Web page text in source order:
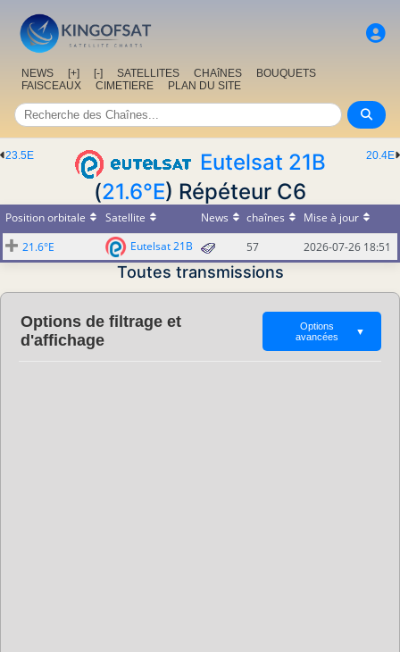
NEWS [+] [-] SATELLITES CHAîNES
BOUQUETS
FAISCEAUX
CIMETIERE PLAN DU SITE
20.4E
23.5E
Eutelsat 21B
(21.6°E) Répéteur C6
Position orbitale Satellite News chaînes
Mise à jour
21.6°E
Eutelsat 21B 57 2026-07-26 18:51
Toutes transmissions
Options de filtrage et
d'affichage
Options
avancées
▼